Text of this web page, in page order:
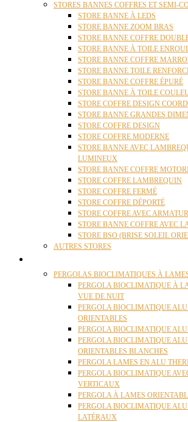
STORES BANNES COFFRES ET SEMI-
STORE BANNE À LEDS
STORE BANNE ZOOM BRAS
STORE BANNE COFFRE
STORE BANNE À TOILE
STORE BANNE COFFRE
STORE BANNE TOILE
STORE BANNE COFFRE ÉPURÉ
STORE BANNE À TOILE
STORE COFFRE DESIGN
STORE BANNE GRANDES
STORE COFFRE DESIGN
STORE COFFRE MODERNE
STORE BANNE AVEC
LUMINEUX
STORE BANNE COFFRE
STORE COFFRE LAMBREQUIN
STORE COFFRE FERMÉ
STORE COFFRE DÉPORTÉ
STORE COFFRE AVEC
STORE BANNE COFFRE AVEC
STORE BSO (BRISE SOLEIL
AUTRES STORES
PERGOLAS BIOCLIMATIQUES À
PERGOLA BIOCLIMATIQUE À
VUE DE NUIT
PERGOLA BIOCLIMATIQUE
ORIENTABLES
PERGOLA BIOCLIMATIQUE
PERGOLA BIOCLIMATIQUE
ORIENTABLES BLANCHES
PERGOLA LAMES EN ALU
PERGOLA BIOCLIMATIQUE
VERTICAUX
PERGOLA À LAMES
PERGOLA BIOCLIMATIQUE ALU
LATÉRAUX